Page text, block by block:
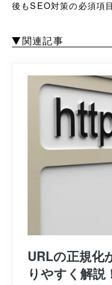
後もSEO対策の必須項
関連記事
URLの正規化
りやすく解説